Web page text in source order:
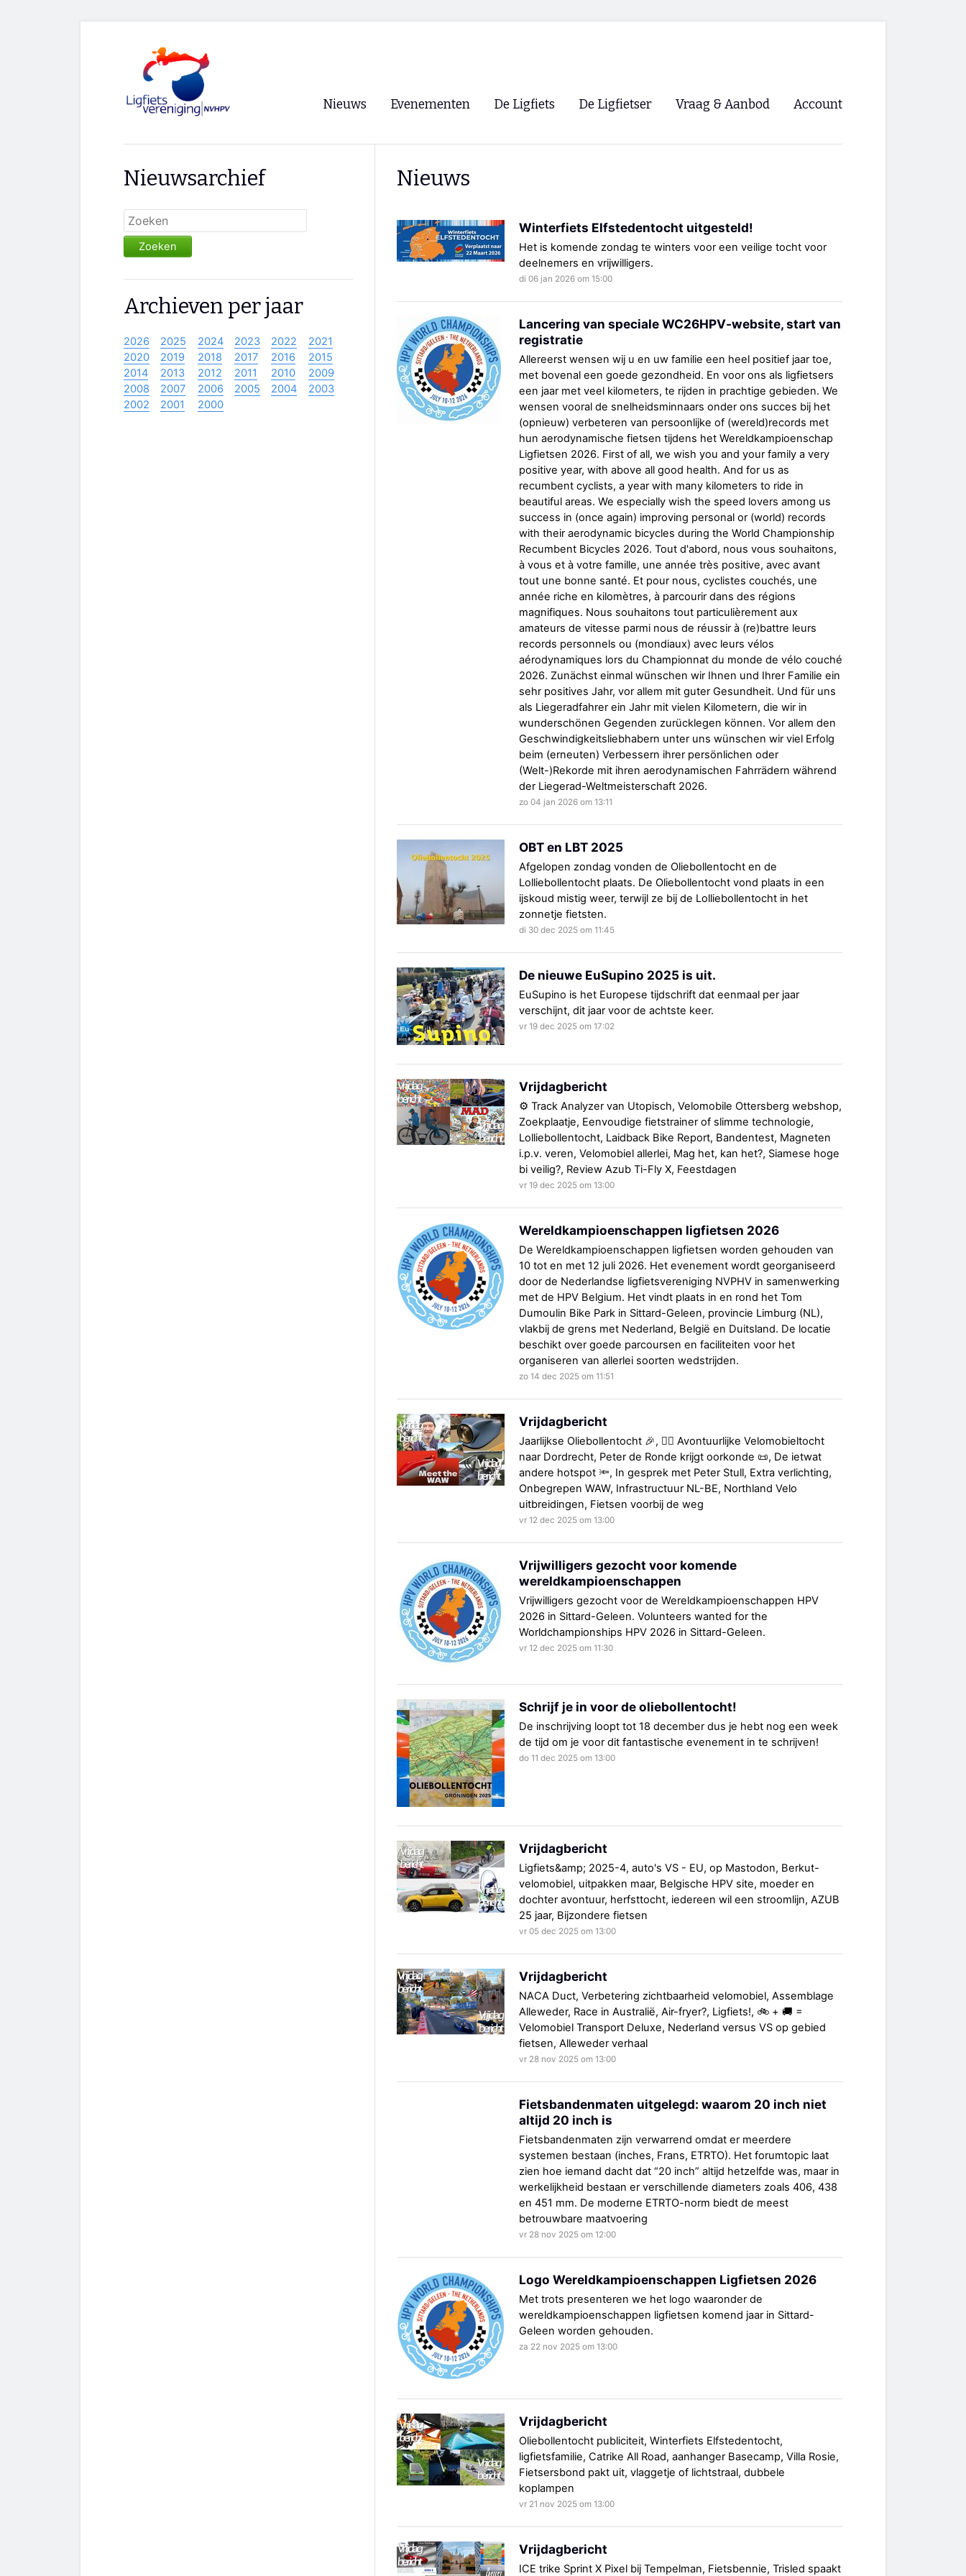
Nieuws Evenementen
Paastreffen
De Ligfiets De Ligfietser
Lokale Fietsverenigingen
EHPVA & EuSupino 🡺
Vraag & Aanbod Account
Nieuws
Winterfiets Elfstedentocht uitgesteld!
Het is komende zondag te winters voor een veilige tocht voor
deelnemers en vrijwilligers.
di 06 jan 2026 om 15:00
Lancering van speciale WC26HPV-website, start van
registratie
Allereerst wensen wij u en uw familie een heel positief jaar toe,
met bovenal een goede gezondheid. En voor ons als ligfietsers
een jaar met veel kilometers, te rijden in prachtige gebieden. We
wensen vooral de snelheidsminnaars onder ons succes bij het
(opnieuw) verbeteren van persoonlijke of (wereld)records met
hun aerodynamische fietsen tijdens het Wereldkampioenschap
Ligfietsen 2026. First of all, we wish you and your family a very
positive year, with above all good health. And for us as
recumbent cyclists, a year with many kilometers to ride in
beautiful areas. We especially wish the speed lovers among us
success in (once again) improving personal or (world) records
with their aerodynamic bicycles during the World Championship
Recumbent Bicycles 2026. Tout d'abord, nous vous souhaitons,
à vous et à votre famille, une année très positive, avec avant
tout une bonne santé. Et pour nous, cyclistes couchés, une
année riche en kilomètres, à parcourir dans des régions
magnifiques. Nous souhaitons tout particulièrement aux
amateurs de vitesse parmi nous de réussir à (re)battre leurs
records personnels ou (mondiaux) avec leurs vélos
aérodynamiques lors du Championnat du monde de vélo couché
2026. Zunächst einmal wünschen wir Ihnen und Ihrer Familie ein
sehr positives Jahr, vor allem mit guter Gesundheit. Und für uns
als Liegeradfahrer ein Jahr mit vielen Kilometern, die wir in
wunderschönen Gegenden zurücklegen können. Vor allem den
Geschwindigkeitsliebhabern unter uns wünschen wir viel Erfolg
beim (erneuten) Verbessern ihrer persönlichen oder
(Welt-)Rekorde mit ihren aerodynamischen Fahrrädern während
der Liegerad-Weltmeisterschaft 2026.
zo 04 jan 2026 om 13:11
OBT en LBT 2025
Afgelopen zondag vonden de Oliebollentocht en de
Lolliebollentocht plaats. De Oliebollentocht vond plaats in een
ijskoud mistig weer, terwijl ze bij de Lolliebollentocht in het
zonnetje fietsten.
di 30 dec 2025 om 11:45
De nieuwe EuSupino 2025 is uit.
EuSupino is het Europese tijdschrift dat eenmaal per jaar
verschijnt, dit jaar voor de achtste keer.
vr 19 dec 2025 om 17:02
Vrijdagbericht
⚙️ Track Analyzer van Utopisch, Velomobile Ottersberg webshop,
Zoekplaatje, Eenvoudige fietstrainer of slimme technologie,
Lolliebollentocht, Laidback Bike Report, Bandentest, Magneten
i.p.v. veren, Velomobiel allerlei, Mag het, kan het?, Siamese hoge
bi veilig?, Review Azub Ti-Fly X, Feestdagen
vr 19 dec 2025 om 13:00
Wereldkampioenschappen ligfietsen 2026
De Wereldkampioenschappen ligfietsen worden gehouden van
10 tot en met 12 juli 2026. Het evenement wordt georganiseerd
door de Nederlandse ligfietsvereniging NVPHV in samenwerking
met de HPV Belgium. Het vindt plaats in en rond het Tom
Dumoulin Bike Park in Sittard-Geleen, provincie Limburg (NL),
vlakbij de grens met Nederland, België en Duitsland. De locatie
beschikt over goede parcoursen en faciliteiten voor het
organiseren van allerlei soorten wedstrijden.
zo 14 dec 2025 om 11:51
Vrijdagbericht
Jaarlijkse Oliebollentocht 🎉, 🚴‍♀️ Avontuurlijke Velomobieltocht
naar Dordrecht, Peter de Ronde krijgt oorkonde 📜, De ietwat
andere hotspot 🔦, In gesprek met Peter Stull, Extra verlichting,
Onbegrepen WAW, Infrastructuur NL-BE, Northland Velo
uitbreidingen, Fietsen voorbij de weg
vr 12 dec 2025 om 13:00
Vrijwilligers gezocht voor komende
wereldkampioenschappen
Vrijwilligers gezocht voor de Wereldkampioenschappen HPV
2026 in Sittard-Geleen. Volunteers wanted for the
Worldchampionships HPV 2026 in Sittard-Geleen.
vr 12 dec 2025 om 11:30
Schrijf je in voor de oliebollentocht!
De inschrijving loopt tot 18 december dus je hebt nog een week
de tijd om je voor dit fantastische evenement in te schrijven!
do 11 dec 2025 om 13:00
Vrijdagbericht
Ligfiets&amp; 2025-4, auto's VS - EU, op Mastodon, Berkut-
velomobiel, uitpakken maar, Belgische HPV site, moeder en
dochter avontuur, herfsttocht, iedereen wil een stroomlijn, AZUB
25 jaar, Bijzondere fietsen
vr 05 dec 2025 om 13:00
Vrijdagbericht
NACA Duct, Verbetering zichtbaarheid velomobiel, Assemblage
Alleweder, Race in Australië, Air-fryer?, Ligfiets!, 🚲 + 🚚 =
Velomobiel Transport Deluxe, Nederland versus VS op gebied
fietsen, Alleweder verhaal
vr 28 nov 2025 om 13:00
Fietsbandenmaten uitgelegd: waarom 20 inch niet
altijd 20 inch is
Fietsbandenmaten zijn verwarrend omdat er meerdere
systemen bestaan (inches, Frans, ETRTO). Het forumtopic laat
zien hoe iemand dacht dat “20 inch” altijd hetzelfde was, maar in
werkelijkheid bestaan er verschillende diameters zoals 406, 438
en 451 mm. De moderne ETRTO-norm biedt de meest
betrouwbare maatvoering
vr 28 nov 2025 om 12:00
Logo Wereldkampioenschappen Ligfietsen 2026
Met trots presenteren we het logo waaronder de
wereldkampioenschappen ligfietsen komend jaar in Sittard-
Geleen worden gehouden.
za 22 nov 2025 om 13:00
Vrijdagbericht
Oliebollentocht publiciteit, Winterfiets Elfstedentocht,
ligfietsfamilie, Catrike All Road, aanhanger Basecamp, Villa Rosie,
Fietsersbond pakt uit, vlaggetje of lichtstraal, dubbele
koplampen
vr 21 nov 2025 om 13:00
Vrijdagbericht
ICE trike Sprint X Pixel bij Tempelman, Fietsbennie, Trisled spaakt
Nieuwsarchief
Zoeken
Archieven per jaar
2026 2025 2024 2023 2022
2021
2020
2019 2018 2017 2016
2015
2014
2013 2012 2011 2010
2009
2008
2007 2006 2005 2004
2003
2002
2001 2000